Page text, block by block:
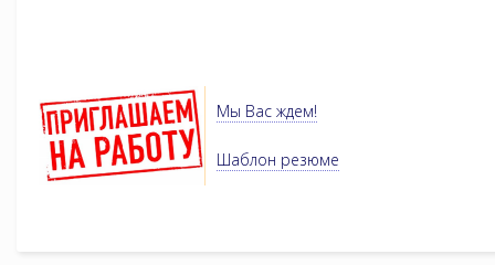
Мы Вас ждем!
Шаблон резюме